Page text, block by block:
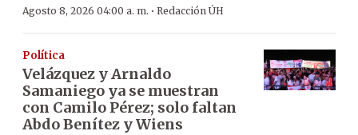
Agosto 8, 2026 04:00 a. m. · Redacción ÚH
Política
Velázquez y Arnaldo
Samaniego ya se muestran
con Camilo Pérez; solo faltan
Abdo Benítez y Wiens